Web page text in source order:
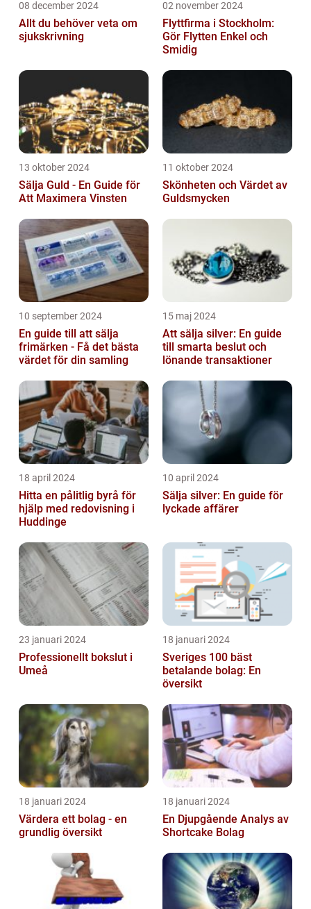
08 december 2024
Allt du behöver veta om
sjukskrivning
02 november 2024
Flyttfirma i Stockholm:
Gör Flytten Enkel och
Smidig
13 oktober 2024
Sälja Guld - En Guide för
Att Maximera Vinsten
11 oktober 2024
Skönheten och Värdet av
Guldsmycken
10 september 2024
En guide till att sälja
frimärken - Få det bästa
värdet för din samling
15 maj 2024
Att sälja silver: En guide
till smarta beslut och
lönande transaktioner
18 april 2024
Hitta en pålitlig byrå för
hjälp med redovisning i
Huddinge
10 april 2024
Sälja silver: En guide för
lyckade affärer
23 januari 2024
Professionellt bokslut i
Umeå
18 januari 2024
Sveriges 100 bäst
betalande bolag: En
översikt
18 januari 2024
Värdera ett bolag - en
grundlig översikt
18 januari 2024
En Djupgående Analys av
Shortcake Bolag